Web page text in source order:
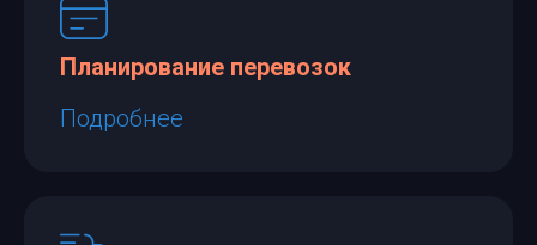
Планирование перевозок
Подробнее